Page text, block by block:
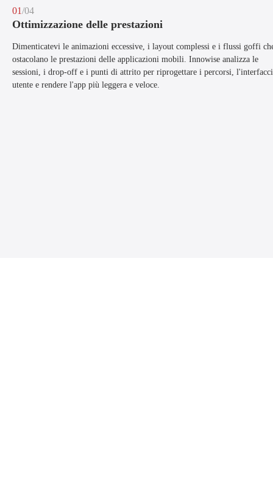
01/04
Ottimizzazione delle prestazioni
Dimenticatevi le animazioni eccessive, i layout complessi e i flussi goffi
ostacolano le prestazioni delle applicazioni mobili. Innowise analizza le
sessioni, i drop-off e i punti di attrito per riprogettare i percorsi,
utente e rendere l'app più leggera e veloce.